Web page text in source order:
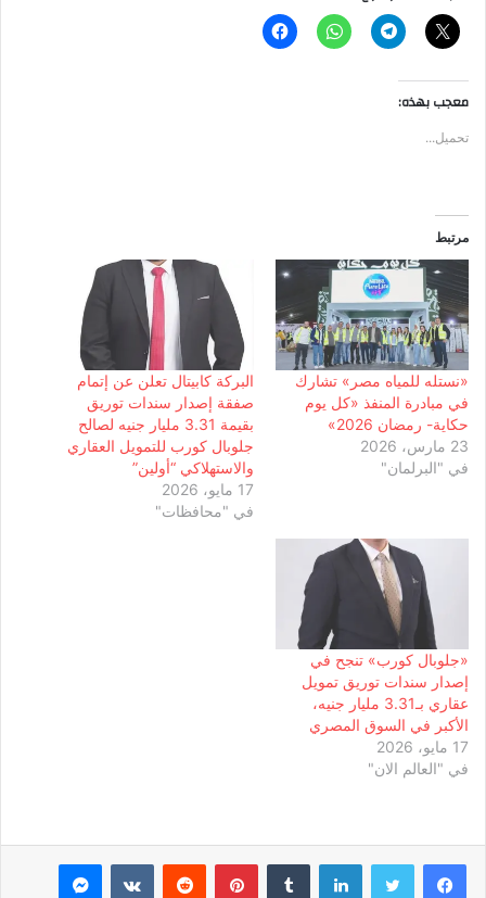
معجب بهذه:
تحميل...
مرتبط
«نستله للمياه مصر» تشارك
في مبادرة المنفذ «كل يوم
حكاية- رمضان 2026»
23 مارس، 2026
في "البرلمان"
البركة كابيتال تعلن عن إتمام
صفقة إصدار سندات توريق
بقيمة 3.31 مليار جنيه لصالح
جلوبال كورب للتمويل العقاري
والاستهلاكي “أولين”
17 مايو، 2026
في "محافظات"
«جلوبال كورب» تنجح في
إصدار سندات توريق تمويل
عقاري بـ3.31 مليار جنيه،
الأكبر في السوق المصري
17 مايو، 2026
في "العالم الان"
لينكدإن بينتيريست ماسنجر